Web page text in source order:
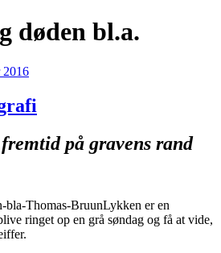
døden bl.a.
2016
på gravens rand
Lykken er en
ringet op en grå søndag og få at vide,